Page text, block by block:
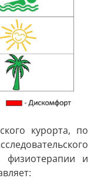
курорта, по
физиотерапии и